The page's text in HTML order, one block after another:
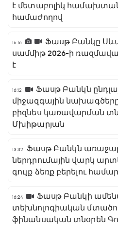
է մետաբոլիկ
համաժողով
16:16
Ֆասթ Բանկը
սամմիթ 2026-ի
է
16:12
Ֆասթ Բանկն
միջազգային
բիզնես կառավարման
Մխիթարյան
13:32
Ֆասթ Բանկն
ներդրումային վարկ
գույք ձեռք բերելու համար
16:24
Ֆասթ Բանկի
տեխնոլոգիական
ֆինանսական տնօրեն